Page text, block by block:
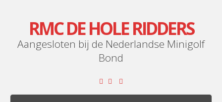
RMC DE HOLE RIDDERS
Aangesloten bij de Nederlandse Minigolf
Bond